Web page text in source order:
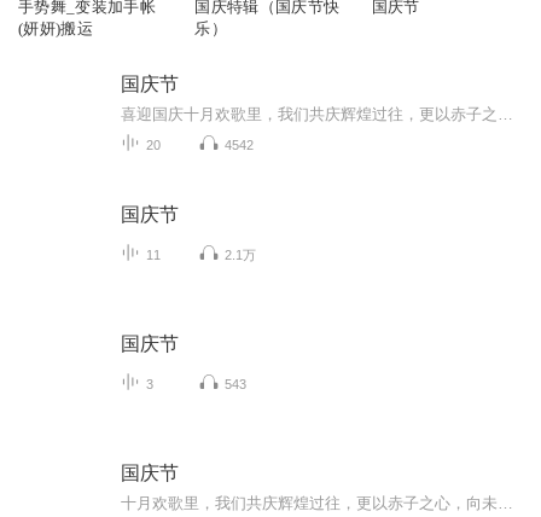
手势舞_变装加手帐
(妍妍)搬运
国庆特辑（国庆节快
乐）
国庆节
国庆节
20 4542
国庆节
11 2.1万
国庆节
3 543
国庆节